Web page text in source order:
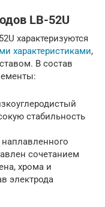
LB-52U
характеризуются
характеристиками,
В состав
стабильность
сочетанием
хрома и
электрода